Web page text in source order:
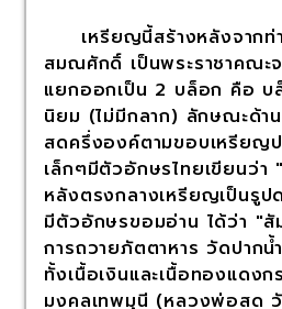
เหรียญนี้สร้างหลังจากท่า
สมณศักดิ์ เป็นพระราชาคณะ
แยกออกเป็น 2 บล็อก คือ บ
นิยม (ไม่มีกลาก) ลักษณะด้า
สดครึ่งองค์ตามขอบเหรียญป
เล็กๆมีตัวอักษรไทยเขียนว่า
หลังตรงกลางเหรียญเป็นรูป
มีตัวอักษรขอมอ่าน ได้ว่า "สั
การถวายภัตตาหาร วัดปาก
ทั้งเนื้อเงินและเนื้อทองแดง
มงคลเทพมุนี (หลวงพ่อสด วั